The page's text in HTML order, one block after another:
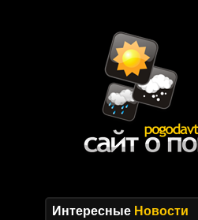
Интересные Новости